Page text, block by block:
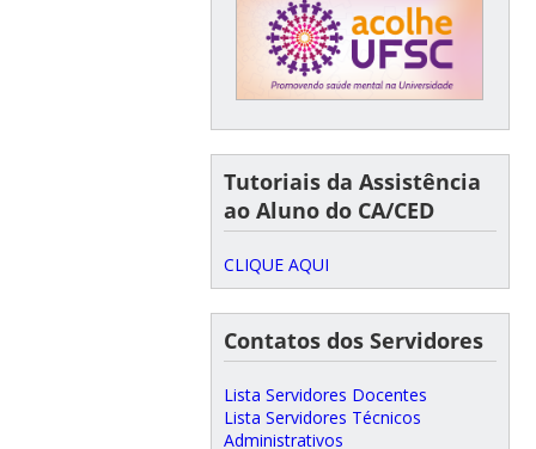
Tutoriais da Assistência
ao Aluno do CA/CED
CLIQUE AQUI
Contatos dos Servidores
Lista Servidores Docentes
Lista Servidores Técnicos
Administrativos